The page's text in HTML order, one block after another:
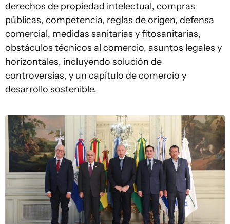
derechos de propiedad intelectual, compras
públicas, competencia, reglas de origen, defensa
comercial, medidas sanitarias y fitosanitarias,
obstáculos técnicos al comercio, asuntos legales y
horizontales, incluyendo solución de
controversias, y un capítulo de comercio y
desarrollo sostenible.